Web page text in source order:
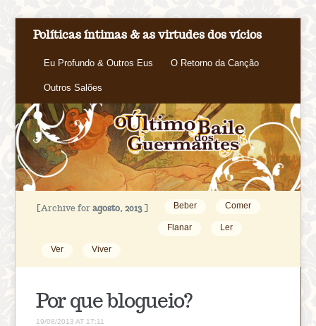
Políticas íntimas & as virtudes dos vícios
Eu Profundo & Outros Eus O Retorno da Canção
Outros Salões
[Archive foragosto, 2013] Beber Comer
Flanar Ler
Ver Viver
Por que blogueio?
19/08/2013 AT 17:11